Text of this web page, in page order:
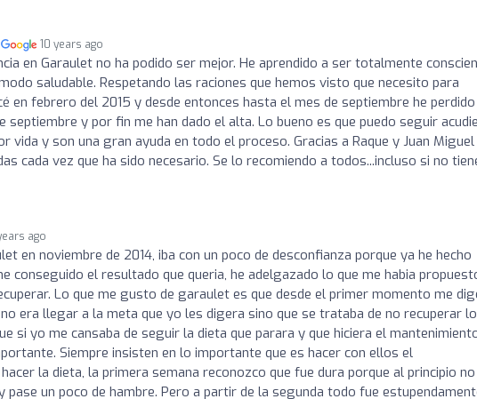
10 years ago
en Garaulet no ha podido ser mejor. He aprendido a ser totalmente
saludable. Respetando las raciones que hemos visto que necesito para
en febrero del 2015 y desde entonces hasta el mes de septiembre he perdido
septiembre y por fin me han dado el alta. Lo bueno es que puedo seguir
vida y son una gran ayuda en todo el proceso. Gracias a Raque y Juan
cada vez que ha sido necesario. Se lo recomiendo a todos...incluso si no
ago
en noviembre de 2014, iba con un poco de desconfianza porque ya he hecho
conseguido el resultado que queria, he adelgazado lo que me habia
Lo que me gusto de garaulet es que desde el primer momento me
era llegar a la meta que yo les digera sino que se trataba de no recuperar
si yo me cansaba de seguir la dieta que parara y que hiciera el
Siempre insisten en lo importante que es hacer con ellos el
la dieta, la primera semana reconozco que fue dura porque al principio no
pase un poco de hambre. Pero a partir de la segunda todo fue